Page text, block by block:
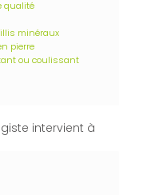
qualité
minéraux
pierre
ou coulissant
intervient à